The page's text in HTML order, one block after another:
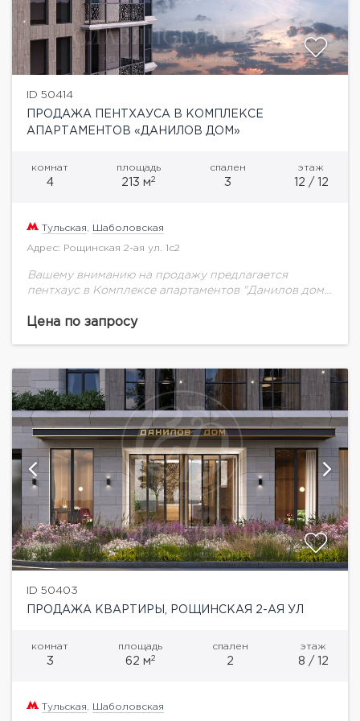
ID 50414
ПРОДАЖА ПЕНТХАУСА В КОМПЛЕКСЕ
АПАРТАМЕНТОВ «ДАНИЛОВ ДОМ»
комнат
4
площадь
213 м2
спален
3
этаж
12 / 12
Тульская Шаболовская
Адрес: Рощинская 2-ая ул. 1с2
Вашему вниманию на продажу предлагается
пентхаус в Комплексе апартаментов "Данилов дом"
апартаментов, закрытая территория, особая
Цена по запросу
ID 50403
ПРОДАЖА КВАРТИРЫ, РОЩИНСКАЯ 2-АЯ УЛ
комнат
3
площадь
62 м2
спален
2
этаж
8 / 12
Тульская Шаболовская